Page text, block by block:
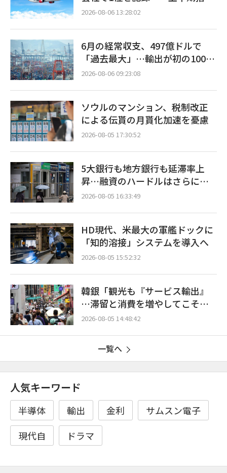
率93%」
2026-08-06 13:28:02
6月の経常収支、497億ドルで
「過去最大」…輸出が初の1000
億ドル突破
2026-08-06 09:23:08
ソウルのマンション、税制改正
による伝貰の月貰化加速を憂慮
2026-08-05 17:30:52
5大銀行も地方銀行も延滞率上
昇…融資のハードルはさらに高
く
2026-08-05 16:33:49
HD現代、米最大の軍艦ドックに
「知的溶接」システムを導入へ
2026-08-05 15:52:32
韓銀「観光も『サービス輸出』
…滞留と消費を増やしてこそ成
長効果」
2026-08-05 14:48:42
一覧へ
人気キーワード
半導体 輸出 金利
サムスン電子
現代自
ドラマ